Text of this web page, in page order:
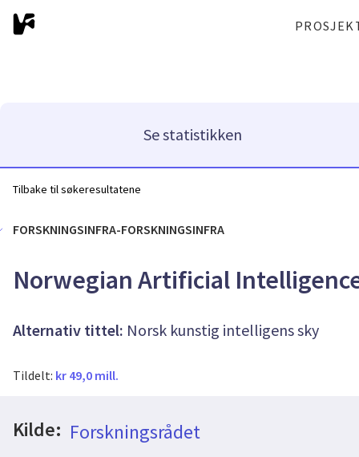
Se statistikken
Tilbake til søkeresultatene
FORSKNINGSINFRA-FORSKNINGSINFRA
Norwegian Artificial
Alternativ tittel: Norsk kunstig intelligens sky
Tildelt: kr 49,0 mill.
Kilde: Forskningsrådet